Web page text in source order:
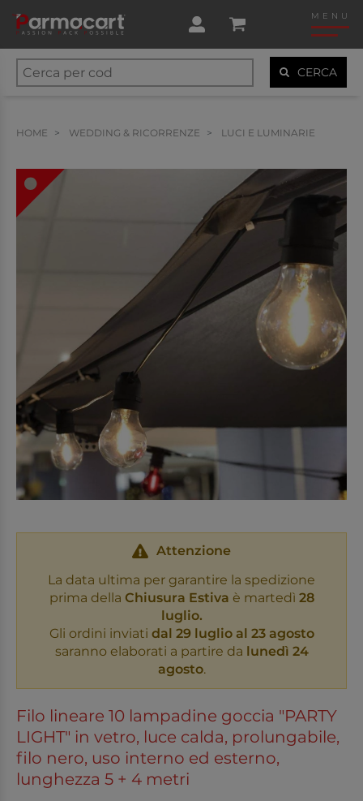
MENU
CERCA
HOME WEDDING & RICORRENZE LUCI E LUMINARIE
Attenzione
La data ultima per garantire la spedizione
prima della Chiusura Estiva è martedì 28
luglio.
Gli ordini inviati dal 29 luglio al 23 agosto
saranno elaborati a partire da lunedì 24
agosto.
Filo lineare 10 lampadine goccia "PARTY
LIGHT" in vetro, luce calda, prolungabile,
filo nero, uso interno ed esterno,
lunghezza 5 + 4 metri